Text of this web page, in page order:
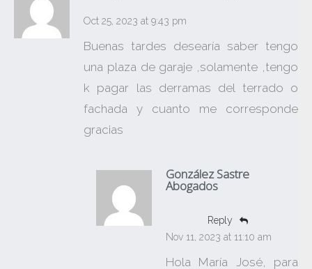
Oct 25, 2023 at 9:43 pm
Buenas tardes desearía saber tengo
una plaza de garaje ,solamente ,tengo
k pagar las derramas del terrado o
fachada y cuanto me corresponde
gracias
González Sastre
Abogados
Reply
Nov 11, 2023 at 11:10 am
Hola María José, para